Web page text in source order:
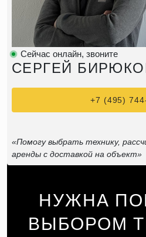
НУЖНА
ВЫБОРОМ
Сейчас онлайн, звоните
СЕРГЕЙ
+7 (495)
«Помогу выбрать технику,
аренды с доставкой на объект»